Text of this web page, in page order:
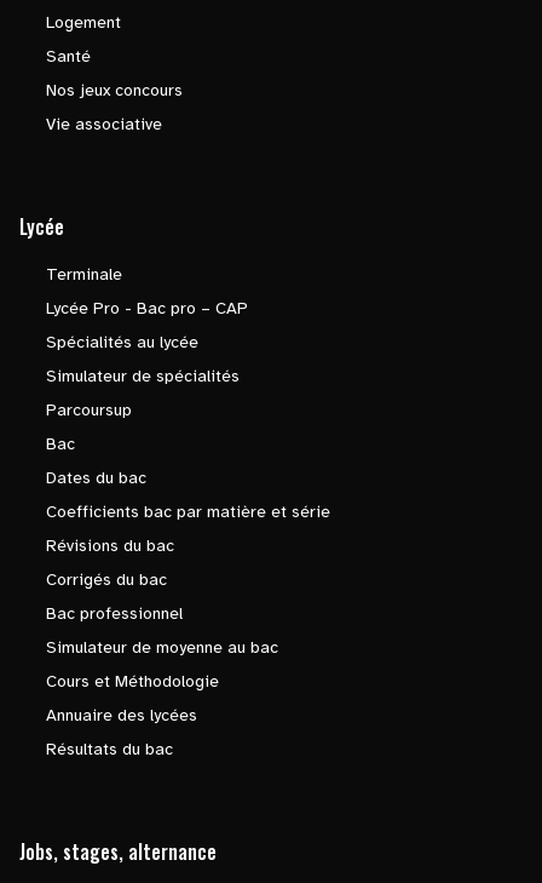
Logement
Santé
Nos jeux concours
Vie associative
Lycée
Terminale
Lycée Pro - Bac pro – CAP
Spécialités au lycée
Simulateur de spécialités
Parcoursup
Bac
Dates du bac
Coefficients bac par matière et série
Révisions du bac
Corrigés du bac
Bac professionnel
Simulateur de moyenne au bac
Cours et Méthodologie
Annuaire des lycées
Résultats du bac
Jobs, stages, alternance